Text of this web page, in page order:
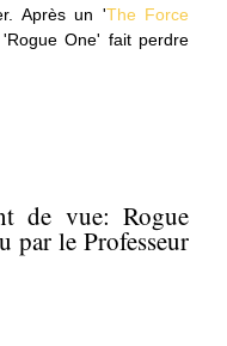
Après un 'The Force
One' fait perdre
de vue: Rogue
par le Professeur